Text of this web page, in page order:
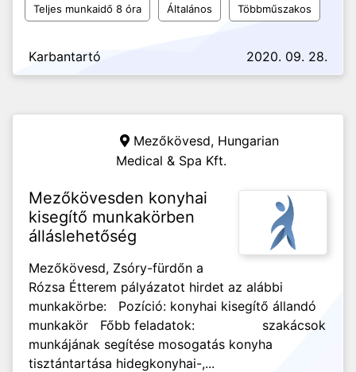
Teljes munkaidő 8 óra Általános Többműszakos
Karbantartó 2020. 09. 28.
Mezőkövesd, Hungarian
Medical & Spa Kft.
Mezőkövesden konyhai
kisegítő munkakörben
álláslehetőség
Mezőkövesd, Zsóry-fürdőn a
Rózsa Étterem pályázatot hirdet az alábbi
munkakörbe: Pozíció: konyhai kisegítő állandó
munkakör Főbb feladatok: szakácsok
munkájának segítése mosogatás konyha
tisztántartása hidegkonyhai-,...